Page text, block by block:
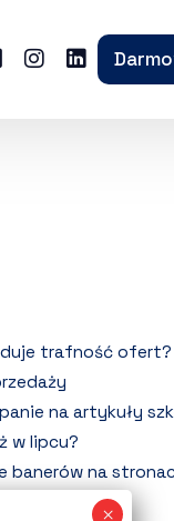
trafność ofert?
na artykuły
w lipcu?
banerów na